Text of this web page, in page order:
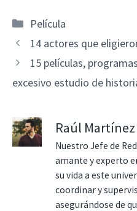
Categorías
Película
14 actores que
15 películas,
excesivo estudio de
Raúl Martínez
Nuestro Jefe de
amante y experto
su vida a este
coordinar y
asegurándose de